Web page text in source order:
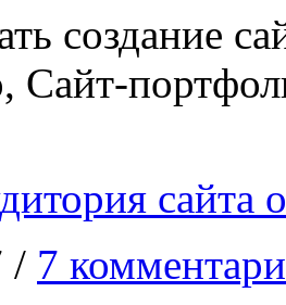
создание
Сайт-
сайта
/ 7